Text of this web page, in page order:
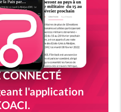
CONNECTÉ
l'application